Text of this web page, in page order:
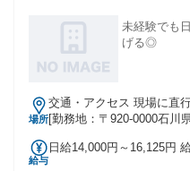
未経験でも
げる◎
場所
交通・アクセス 現場に直
※交通費支給
[勤務地：〒920-0000石川
給与
日給14,000円～16,125円